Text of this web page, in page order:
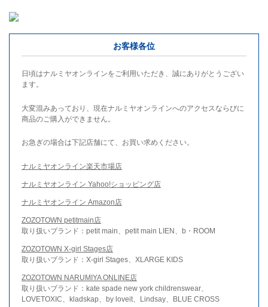
お客様各位
日頃はナルミヤオンラインをご利用いただき、誠にありがとうござい
ます。
大変混みあっており、現在ナルミヤオンラインへのアクセスならびに
商品のご購入ができません。
お急ぎの場合は下記店舗にて、お買い求めください。
ナルミヤオンライン楽天市場店
ナルミヤオンライン Yahoo!ショッピング店
ナルミヤオンライン Amazon店
ZOZOTOWN petitmain店
取り扱いブランド：petit main、petit main LIEN、b・ROOM
ZOZOTOWN X-girl Stages店
取り扱いブランド：X-girl Stages、XLARGE KIDS
ZOZOTOWN NARUMIYA ONLINE店
取り扱いブランド：kate spade new york childrenswear、
LOVETOXIC、kladskap、by loveit、Lindsay、BLUE CROSS